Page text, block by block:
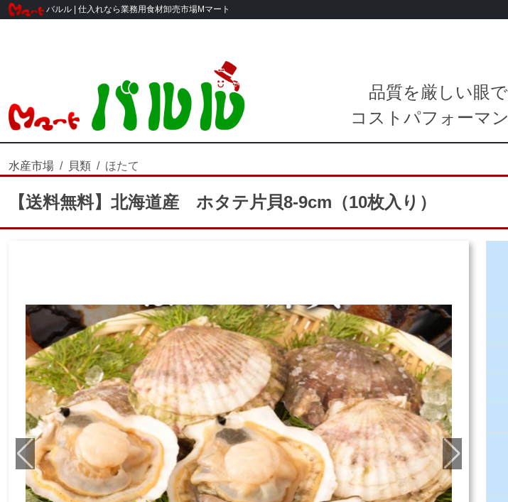
バルル | 仕入れなら業務用食材卸売市場Mマート
品質を厳しい眼
コストパフォーマ
水産市場 貝類 ほたて
【送料無料】北海道産 ホタテ片貝8-9cm（10枚入り）